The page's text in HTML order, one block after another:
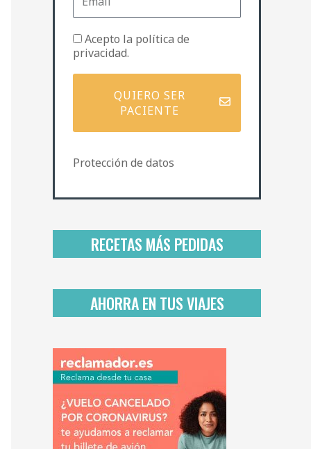
ea
i
l
P
o
í
a
e
i
a
i
a
Acepto la política de
privacidad.
QUIERO SER
PACIENTE
Protección de datos
RECETAS MÁS PEDIDAS
AHORRA EN TUS VIAJES